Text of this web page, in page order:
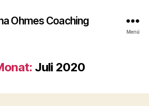
Ohmes Coaching
Menü
Juli 2020